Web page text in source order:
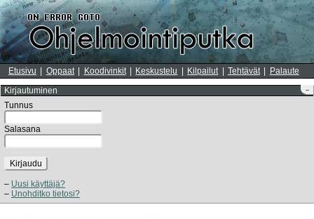
Etusivu Oppaat Koodivinkit Keskustelu Kilpailut Tehtävät Palaute
–
Kirjautuminen
Tunnus
Salasana
Kirjaudu
Uusi käyttäjä?
Unohditko tietosi?